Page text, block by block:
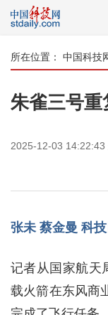
所在位置： 中国科技
朱雀三号
2025-12-03 14:22:43
张未 蔡金曼 科
记者从国家航天
载火箭在东风商